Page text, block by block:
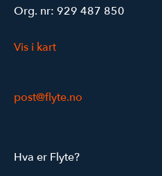
Org. nr: 929 487 850
Vis i kart
post@flyte.no
Hva er Flyte?